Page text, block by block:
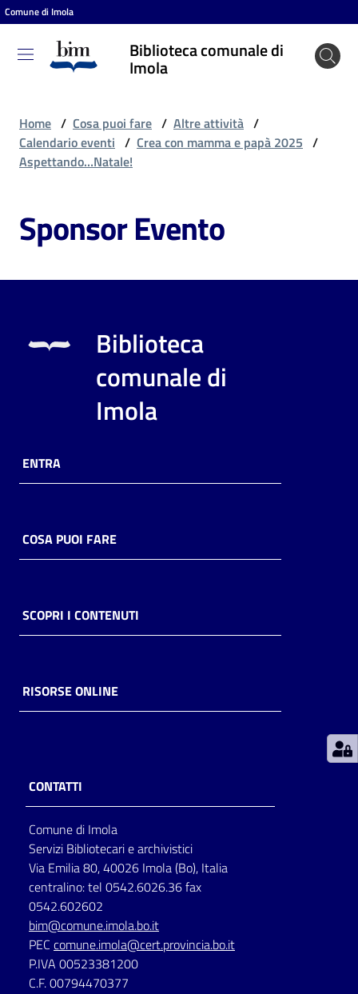
Vai al contenuto
Vai alla navigazione
Vai al footer
Comune di Imola
Biblioteca comunale di
Imola
Biblioteca
comunale
Cosa
fare
Scopri
online
Piani
Decentrate
Seguici
su
Home / Cosa puoi fare / Altre attività /
Calendario eventi / Crea con mamma e papà 2025 /
Aspettando…Natale!
Sponsor Evento
Biblioteca
comunale di
Imola
ENTRA
COSA PUOI FARE
SCOPRI I CONTENUTI
RISORSE ONLINE
CONTATTI
Comune di Imola
Servizi Bibliotecari e archivistici
Via Emilia 80, 40026 Imola (Bo), Italia
centralino: tel 0542.6026.36 fax
0542.602602
bim@comune.imola.bo.it
PEC comune.imola@cert.provincia.bo.it
P.IVA 00523381200
C.F. 00794470377